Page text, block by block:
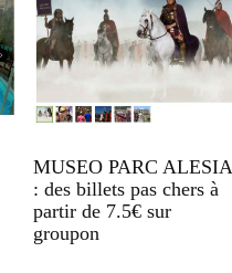
MUSEO PARC ALESIA
: des billets pas chers à
partir de 7.5€ sur
groupon